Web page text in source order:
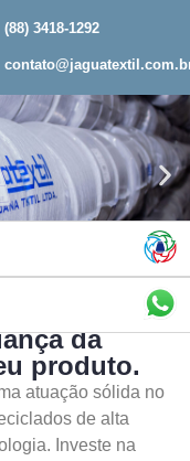
(88) 3418-1292
da
produto.
atuação sólida no
de alta
Investe na